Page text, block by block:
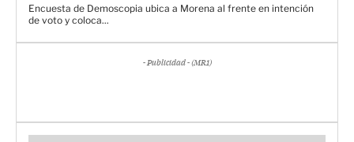
Encuesta de Demoscopia ubica a Morena al frente en intención
de voto y coloca...
- Publicidad - (MR1)